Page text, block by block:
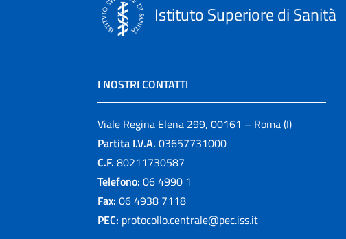
Istituto Superiore di Sanità
I NOSTRI CONTATTI
Viale Regina Elena 299, 00161 – Roma (I)
Partita I.V.A. 03657731000
C.F. 80211730587
Telefono: 06 4990 1
Fax: 06 4938 7118
PEC: protocollo.centrale@pec.iss.it